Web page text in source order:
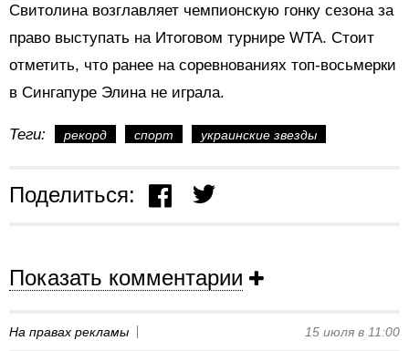
Свитолина возглавляет чемпионскую гонку сезона за
право выступать на Итоговом турнире WTA. Стоит
отметить, что ранее на соревнованиях топ-восьмерки
в Сингапуре Элина не играла.
Теги: рекорд спорт украинские звезды
Поделиться:
Показать комментарии
На правах рекламы 15 июля в 11:00